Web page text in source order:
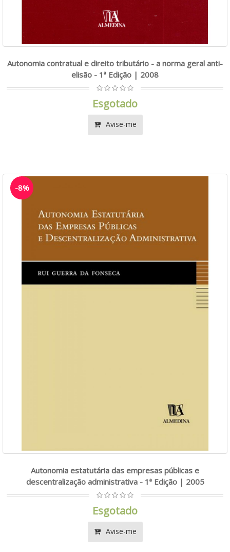
Autonomia contratual e direito tributário - a norma geral anti-
elisão - 1ª Edição | 2008
Esgotado
Avise-me
-8%
Autonomia estatutária das empresas públicas e
descentralização administrativa - 1ª Edição | 2005
Esgotado
Avise-me